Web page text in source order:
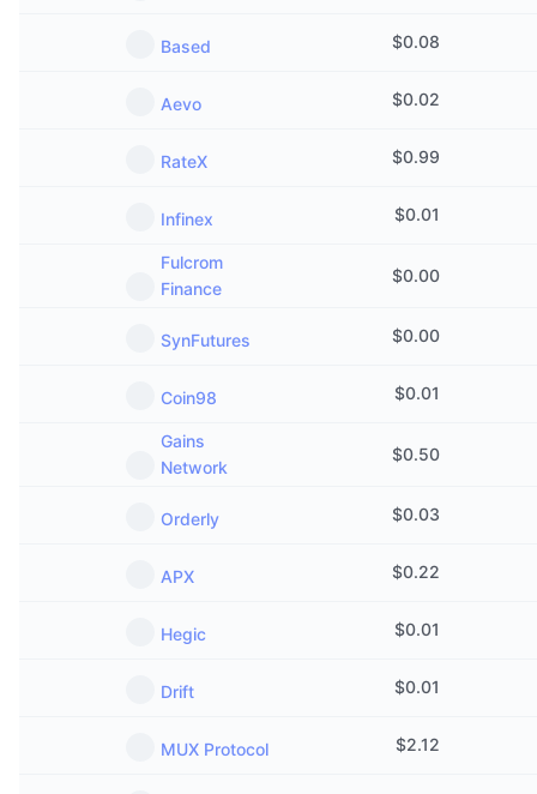
Based $0.08
Aevo $0.02
RateX $0.99
Infinex $0.01
Fulcrom
Finance
$0.00
SynFutures $0.00
Coin98 $0.01
Gains
Network
$0.50
Orderly $0.03
APX $0.22
Hegic $0.01
Drift $0.01
MUX Protocol $2.12